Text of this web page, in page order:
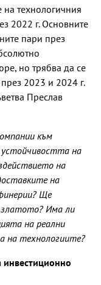
технологичния
2022 г. Основните
пари през
но трябва да се
2023 и 2024 г.
Преслав
към
на
на
на
Ще
Има ли
на реални
на технологиите?
инвестиционно